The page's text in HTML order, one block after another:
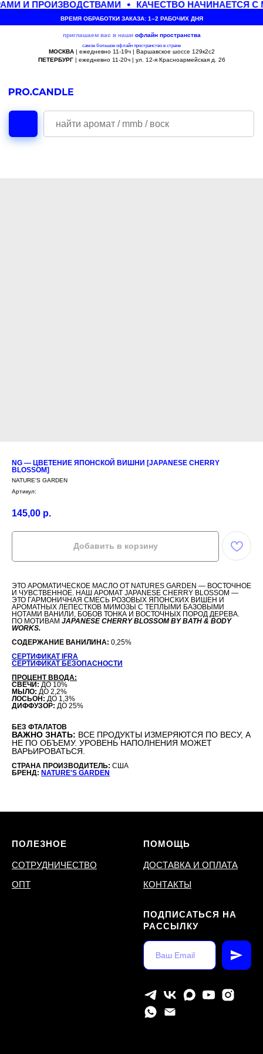
И ПРОИЗВОДСТВАМИ КАЧЕСТВО НАЧИНАЕТСЯ С
ВРЕМЯ ОБРАБОТКИ ЗАКАЗА: 1–2 РАБОЧИХ ДНЯ
приглашаем вас в наши офлайн пространства
самое большое офлайн пространство в стране
МОСКВА| ежедневно 11-19ч | Варшавское шоссе 129к2с2
ПЕТЕРБУРГ| ежедневно 11-20ч | ул. 12-я Красноармейская д. 26
NG — ЦВЕТЕНИЕ ЯПОНСКОЙ ВИШНИ [JAPANESE CHERRY
BLOSSOM]
NATURE'S GARDEN
Артикул:
145,00 р.
Добавить в корзину
ЭТО АРОМАТИЧЕСКОЕ МАСЛО ОТ NATURES GARDEN — ВОСТОЧНОЕ
И ЧУВСТВЕННОЕ. НАШ АРОМАТ JAPANESE CHERRY BLOSSOM —
ЭТО ГАРМОНИЧНАЯ СМЕСЬ РОЗОВЫХ ЯПОНСКИХ ВИШЕН И
АРОМАТНЫХ ЛЕПЕСТКОВ МИМОЗЫ С ТЕПЛЫМИ БАЗОВЫМИ
НОТАМИ ВАНИЛИ, БОБОВ ТОНКА И ВОСТОЧНЫХ ПОРОД ДЕРЕВА.
ПО МОТИВАМ JAPANESE CHERRY BLOSSOM BY BATH & BODY
WORKS.
СОДЕРЖАНИЕ ВАНИЛИНА: 0,25%
СЕРТИФИКАТ IFRA
СЕРТИФИКАТ БЕЗОПАСНОСТИ
ПРОЦЕНТ ВВОДА:
СВЕЧИ: ДО 10%
МЫЛО: ДО 2,2%
ЛОСЬОН: ДО 1,3%
ДИФФУЗОР: ДО 25%
БЕЗ ФТАЛАТОВ
ВАЖНО ЗНАТЬ: ВСЕ ПРОДУКТЫ ИЗМЕРЯЮТСЯ ПО ВЕСУ, А
НЕ ПО ОБЪЕМУ. УРОВЕНЬ НАПОЛНЕНИЯ МОЖЕТ
ВАРЬИРОВАТЬСЯ.
СТРАНА ПРОИЗВОДИТЕЛЬ: США
БРЕНД: NATURE'S GARDEN
ПОЛЕЗНОЕ
СОТРУДНИЧЕСТВО
ОПТ
ПОМОЩЬ
ДОСТАВКА И ОПЛАТА
КОНТАКТЫ
ПОДПИСАТЬСЯ НА
РАССЫЛКУ